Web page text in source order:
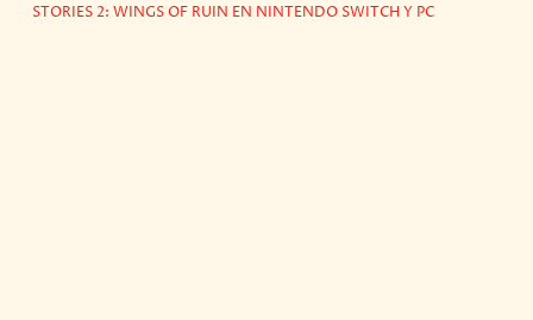
STORIES 2: WINGS OF RUIN EN NINTENDO SWITCH Y PC